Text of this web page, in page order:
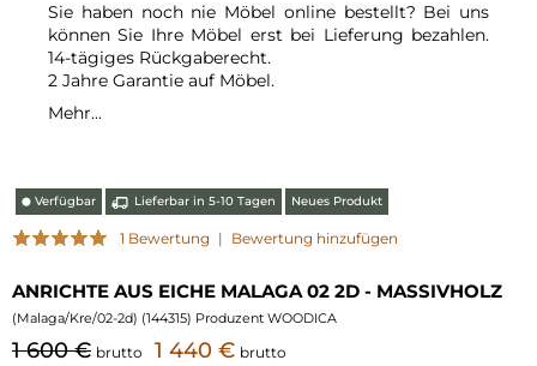
Sie haben noch nie Möbel online bestellt? Bei uns
können Sie Ihre Möbel erst bei Lieferung bezahlen.
14-tägiges Rückgaberecht.
2 Jahre Garantie auf Möbel.
Mehr...
⬤ Verfügbar Lieferbar in 5-10 Tagen Neues Produkt
1 Bewertung | Bewertung hinzufügen
ANRICHTE AUS EICHE MALAGA 02 2D - MASSIVHOLZ
(Malaga/Kre/02-2d) (144315) Produzent WOODICA
1 600 € brutto 1 440 € brutto